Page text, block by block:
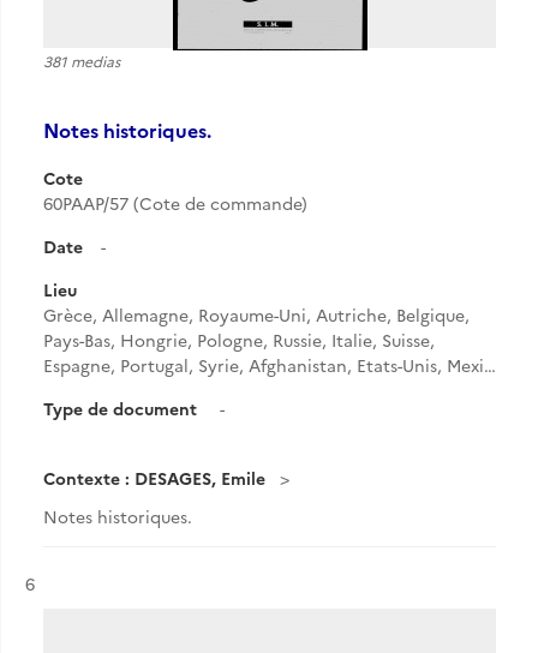
381 medias
Notes historiques.
Cote
60PAAP/57 (Cote de commande)
Date
-
Lieu
Grèce, Allemagne, Royaume-Uni, Autriche, Belgique,
Pays-Bas, Hongrie, Pologne, Russie, Italie, Suisse,
Espagne, Portugal, Syrie, Afghanistan, Etats-Unis, Mexi…
Type de document
-
Contexte : DESAGES, Emile
Notes historiques.
Résultat n°
6